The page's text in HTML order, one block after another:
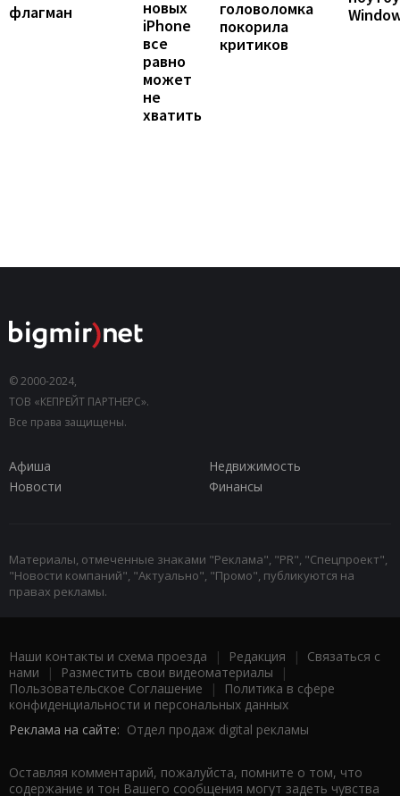
флагман
новых
iPhone
все
равно
может
не
хватить
головоломка
покорила
критиков
© 2000-2024,
ТОВ «КЕПРЕЙТ ПАРТНЕРС».
Все права защищены.
Афиша
Недвижимость
Новости
Финансы
Материалы, отмеченные знаками "Реклама", "PR", "Спецпроект",
"Новости компаний", "Актуально", "Промо", публикуются на
правах рекламы.
Наши контакты и схема проезда | Редакция | Связаться с
нами | Разместить свои видеоматериалы |
Пользовательское Соглашение |
Политика в сфере
конфиденциальности и персональных данных
Реклама на сайте: Отдел продаж digital рекламы
Оставляя комментарий, пожалуйста, помните о том, что
содержание и тон Вашего сообщения могут задеть чувства